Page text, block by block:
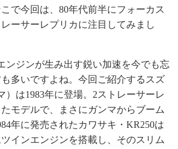
で今回は、80年代前半にフォーカス
ーサーレプリカに注目してみまし
ンジンが生み出す鋭い加速を今でも忘
多いですよね。今回ご紹介するスズ
）は1983年に登場。2ストレーサーレ
モデルで、まさにガンマからブーム
年に発売されたカワサキ・KR250は
インエンジンを搭載し、そのスリム